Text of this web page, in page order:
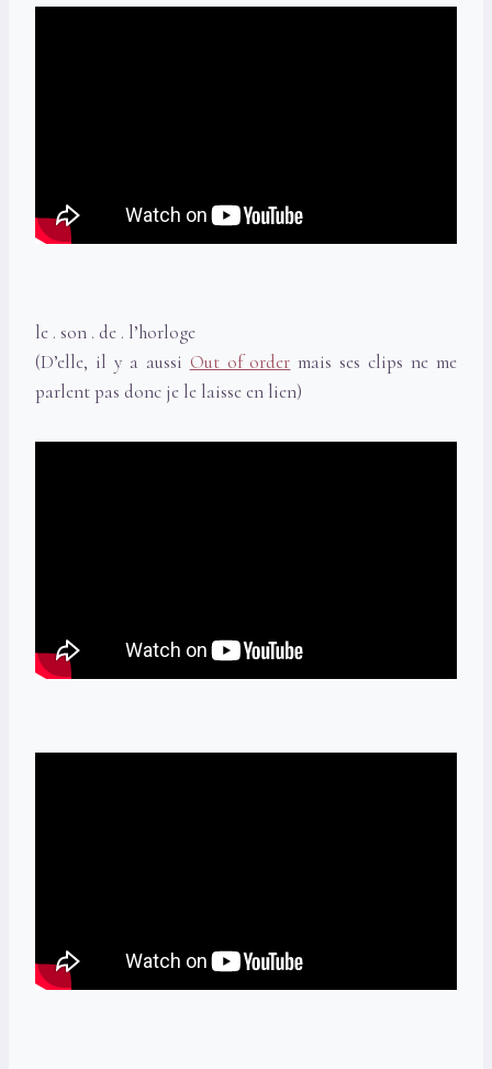
le . son . de . l’horloge
(D’elle, il y a aussi Out of order mais ses clips ne me
parlent pas donc je le laisse en lien)